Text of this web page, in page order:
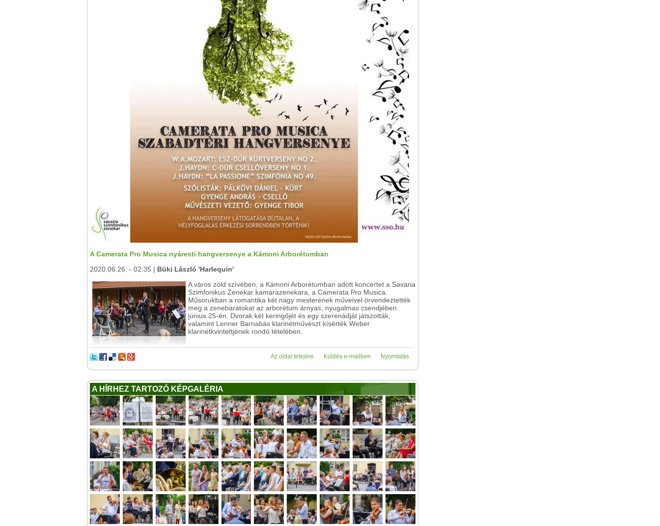
A Camerata Pro Musica nyáresti hangversenye a Kámoni Arborétumban
2020.06.26. - 02:35 | Büki László 'Harlequin'
A város zöld szívében, a Kámoni Arborétumban adott koncertet a Savaria
Szimfonikus Zenekar kamarazenekara, a Camerata Pro Musica.
Műsorukban a romantika két nagy mesterének műveivel örvendeztették
meg a zenebarátokat az arborétum árnyas, nyugalmas csendjében
június 25-én. Dvorak két keringőjét és egy szerenádját játszották,
valamint Lenner Barnabás klarinétművészt kísérték Weber
klarinétkvintettjének rondó tételében.
Nyomtatás
Küldés e-mailben
Az oldal tetejére
A HÍRHEZ TARTOZÓ KÉPGALÉRIA